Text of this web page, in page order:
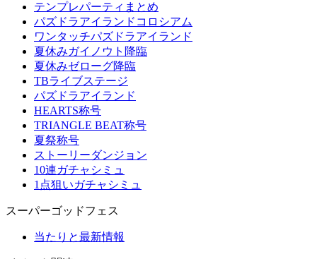
テンプレパーティまとめ
パズドラアイランドコロシアム
ワンタッチパズドラアイランド
夏休みガイノウト降臨
夏休みゼローグ降臨
TBライブステージ
パズドラアイランド
HEARTS称号
TRIANGLE BEAT称号
夏祭称号
ストーリーダンジョン
10連ガチャシミュ
1点狙いガチャシミュ
スーパーゴッドフェス
当たりと最新情報